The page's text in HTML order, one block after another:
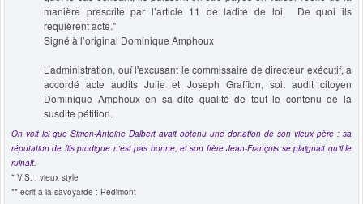
manière prescrite par l’article 11 de ladite de loi. De quoi ils
requièrent acte."
Signé à l’original Dominique Amphoux
L’administration, ouï l'excusant le commissaire de directeur exécutif, a
accordé acte audits Julie et Joseph Graffion, soit audit citoyen
Dominique Amphoux en sa dite qualité de tout le contenu de la
susdite pétition.
On voit ici que Simon-Antoine Dalbert avait obtenu une donation de son vieux père : sa
réputation de fils prodigue n'est pas bonne, et son frère Jean-François se plaignait qu'il le
ruinait.
* V.S. : vieux style
** écrit à la savoyarde : Pédimont